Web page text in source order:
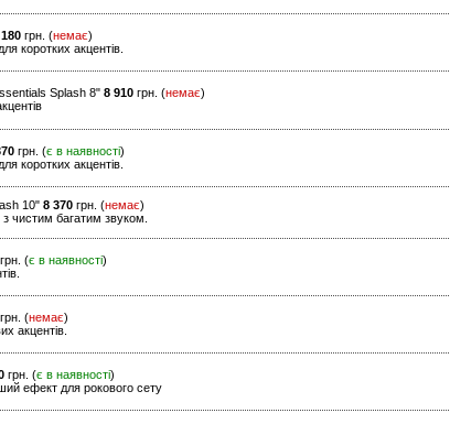
грн. (немає)
коротких акцентів.
Splash 8" 8 910 грн. (немає)
грн. (є в наявності)
коротких акцентів.
10" 8 370 грн. (немає)
чистим багатим звуком.
грн. (є в наявності)
грн. (немає)
акцентів.
грн. (є в наявності)
ефект для рокового сету